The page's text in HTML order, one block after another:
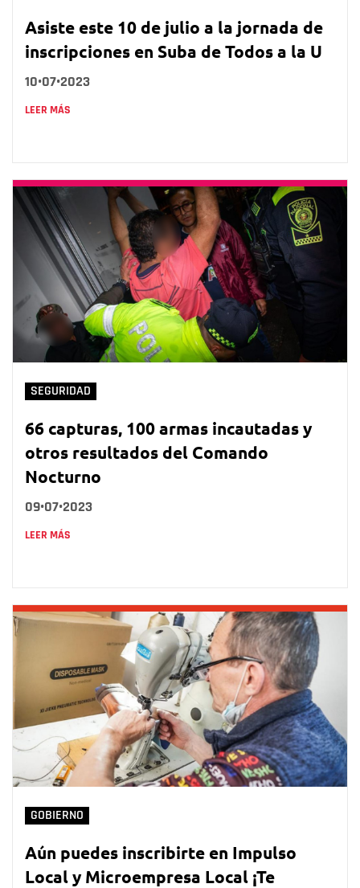
Asiste este 10 de julio a la jornada de
inscripciones en Suba de Todos a la U
10•07•2023
LEER MÁS
SEGURIDAD
66 capturas, 100 armas incautadas y
otros resultados del Comando
Nocturno
09•07•2023
LEER MÁS
GOBIERNO
Aún puedes inscribirte en Impulso
Local y Microempresa Local ¡Te